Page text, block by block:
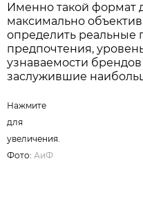
Именно такой формат
максимально
определить реальные
предпочтения,
узнаваемости
заслужившие
Нажмите
для
увеличения.
Фото:АиФ